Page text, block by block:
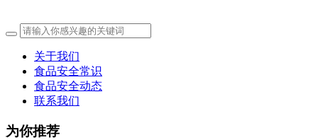
关于我们
食品安全常识
食品安全动态
联系我们
为你推荐